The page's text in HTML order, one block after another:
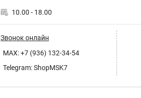
10.00 - 18.00
Звонок онлайн
MAX: +7 (936) 132-34-54
Telegram: ShopMSK7